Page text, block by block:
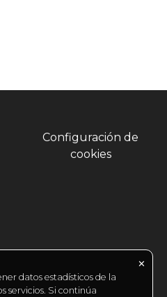
Configuración de
cookies
✕
datos estadísticos de la
servicios. Si continúa